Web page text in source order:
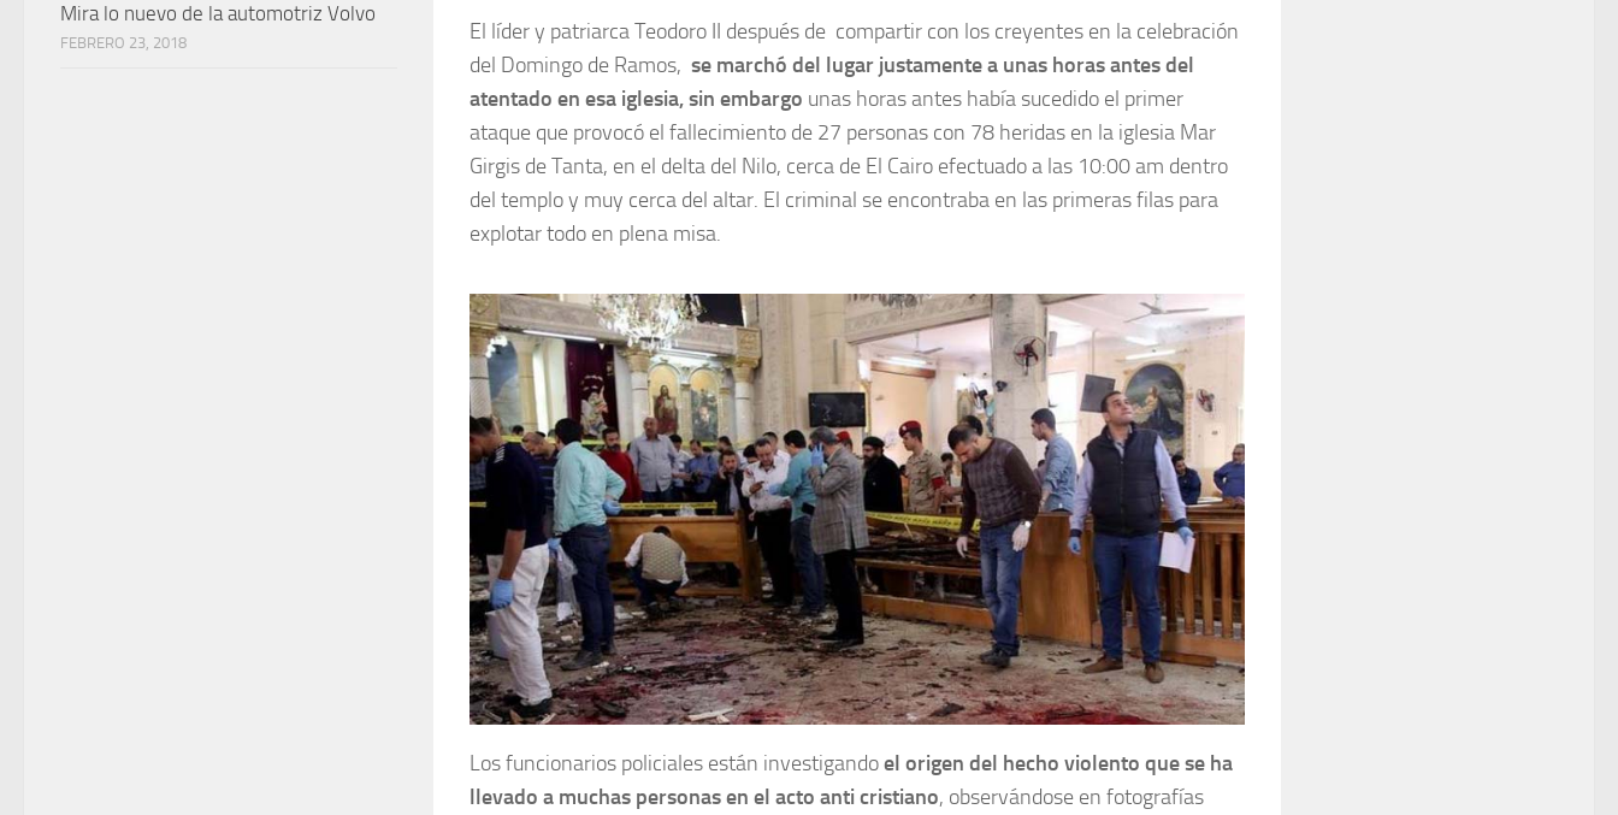
El líder y patriarca Teodoro II después de compartir con los creyentes en la celebración
del Domingo de Ramos, se marchó del lugar justamente a unas horas antes del
atentado en esa iglesia, sin embargo unas horas antes había sucedido el primer
ataque que provocó el fallecimiento de 27 personas con 78 heridas en la iglesia Mar
Girgis de Tanta, en el delta del Nilo, cerca de El Cairo efectuado a las 10:00 am dentro
del templo y muy cerca del altar. El criminal se encontraba en las primeras filas para
explotar todo en plena misa.
Los funcionarios policiales están investigandoel origen del hecho violento que se ha
llevado a muchas personas en el acto anti cristiano, observándose en fotografías
Mira lo nuevo de la automotriz Volvo
FEBRERO 23, 2018